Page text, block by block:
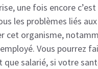
une fois encore
les problèmes liés
cet organisme,
Vous pourrez
que salarié, si votre